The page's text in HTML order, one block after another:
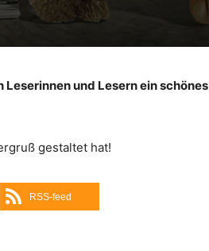
und Lesern ein schönes
gestaltet hat!
RSS-feed